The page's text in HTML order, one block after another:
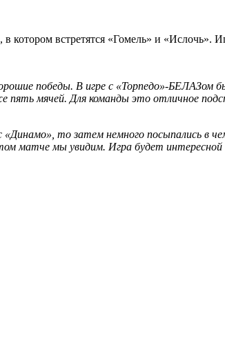
встретятся «Гомель» и «Ислочь».
победы. В игре с «Торпедо»-БЕЛАЗом
пять мячей. Для команды это отличное
то затем немного посыпались в
матче мы увидим. Игра будет